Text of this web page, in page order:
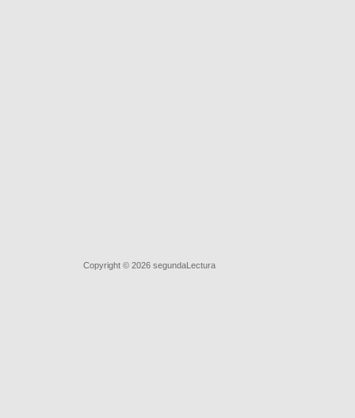
Copyright © 2026 segundaLectura